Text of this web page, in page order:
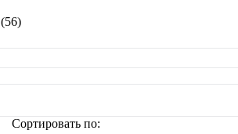
(56)
Сортировать по: